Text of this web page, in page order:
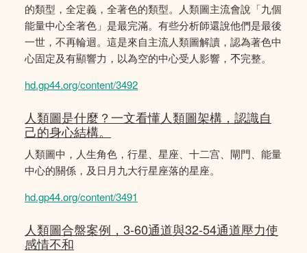
的類型，全定義，全著色的類型。人類圖主流會說「九個
能量中心全著色」是最完滿。有些分析師還說他們是最後
一世，不再輪迴。這是來自主流人類圖解讀，認為著色中
心固定及有顯響力，以為空的中心受人影響，𣎴完整。
hd.gp44.org/content/3492
人類圖是什麼？一文看懂人類圖架構，認識自
己的身心結構。
人類圖中，人生角色，行星、星座、十二宫、閘門、能量
中心的關係，及日月九大行星座落的星座。
hd.gp44.org/content/3491
人類圖合盤案例，3-60通道與32-54通道壓力使
感情不和